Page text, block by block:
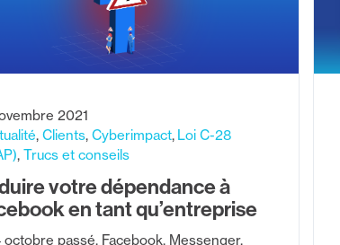
votre dépendance à
en tant qu’entreprise
2021
Clients Cyberimpact Loi C-28
Trucs et conseils
octobre passé, Facebook, Messenger,